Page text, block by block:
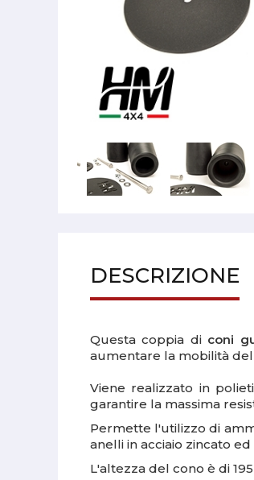
DESCRIZIONE
Questa coppia di coni
aumentare la mobilità
Viene realizzato in
garantire la massima
Permette l'utilizzo di
anelli in acciaio zincato
L'altezza del cono è di